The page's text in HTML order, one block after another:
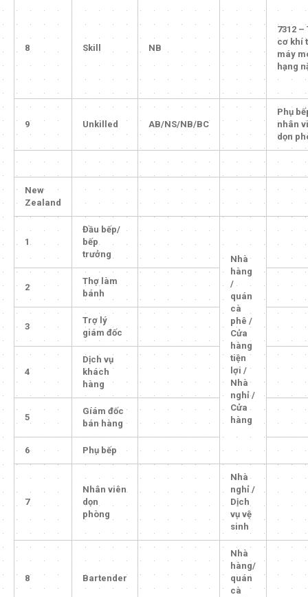
8 Skill NB
7312 –
cơ khí
máy
hạng
9 Unkilled AB/NS/NB/BC
Phụ
nhân
dọn
New
Zealand
1
Đầu bếp/
bếp
trưởng
Nhà
hàng
/
quán
cà
phê /
Cửa
hàng
tiện
lợi /
Nhà
nghỉ /
Cửa
hàng
2
Thợ làm
bánh
3
Trợ lý
giám đốc
4
Dịch vụ
khách
hàng
5
Gíám đốc
bán hàng
6 Phụ bếp
7
Nhân viên
dọn
phòng
Nhà
nghỉ /
Dịch
vụ vệ
sinh
8 Bartender
Nhà
hàng/
quán
cà